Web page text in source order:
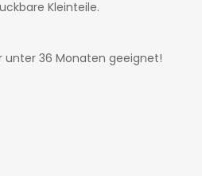
Kleinteile.
unter 36 Monaten geeignet!